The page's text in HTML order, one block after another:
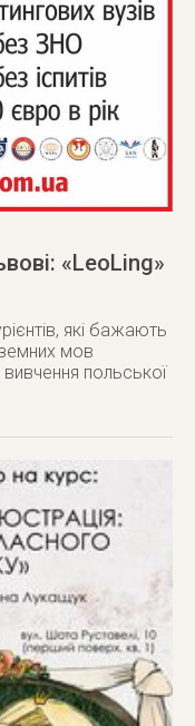
«LeoLing»
які бажають
мов
польської